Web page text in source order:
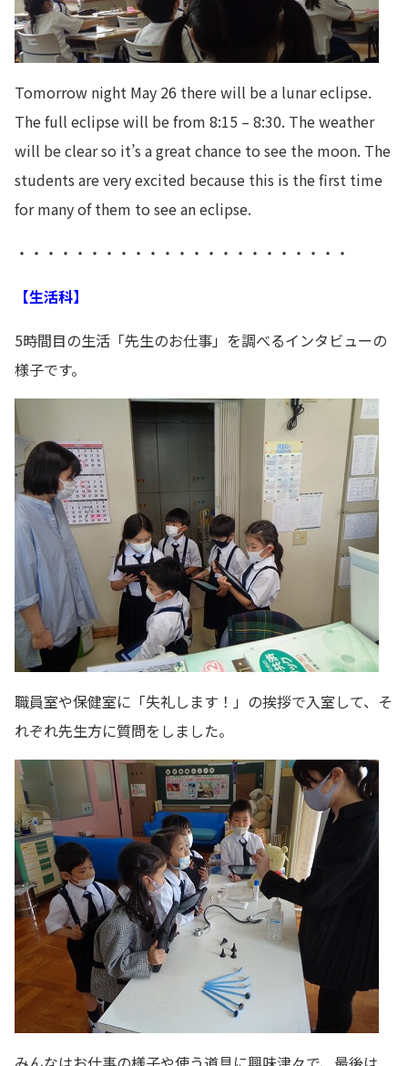
Tomorrow night May 26 there will be a lunar eclipse.
The full eclipse will be from 8:15 – 8:30. The weather
will be clear so it’s a great chance to see the moon. The
students are very excited because this is the first time
for many of them to see an eclipse.
・・・・・・・・・・・・・・・・・・・・・・・
【生活科】
5時間目の生活「先生のお仕事」を調べるインタビューの
様子です。
職員室や保健室に「失礼します！」の挨拶で入室して、そ
れぞれ先生方に質問をしました。